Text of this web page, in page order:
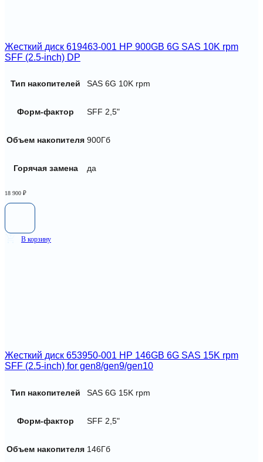
Жесткий диск 619463-001 HP 900GB 6G SAS 10K rpm
SFF (2.5-inch) DP
Тип накопителей SAS 6G 10K rpm
Форм-фактор SFF 2,5"
Объем накопителя 900Гб
Горячая замена да
18 900 ₽
В корзину
Жесткий диск 653950-001 HP 146GB 6G SAS 15K rpm
SFF (2.5-inch) for gen8/gen9/gen10
Тип накопителей SAS 6G 15K rpm
Форм-фактор SFF 2,5"
Объем накопителя 146Гб